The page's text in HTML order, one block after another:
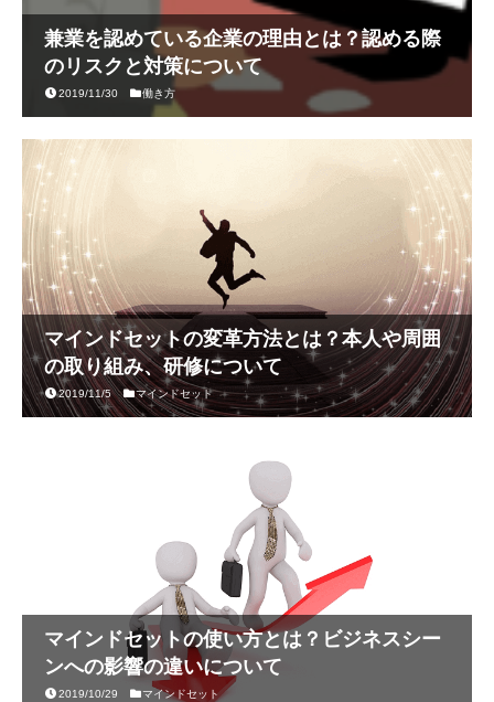
兼業を認めている企業の理由とは？認める際
のリスクと対策について
2019/11/30 働き方
マインドセットの変革方法とは？本人や周囲
の取り組み、研修について
2019/11/5 マインドセット
マインドセットの使い方とは？ビジネスシー
ンへの影響の違いについて
2019/10/29 マインドセット